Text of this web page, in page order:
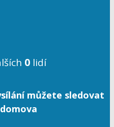
0 lidí
můžete sledovat